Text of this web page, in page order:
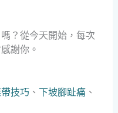
？從今天開始，每次
謝你。
技巧 、 下坡腳趾痛、